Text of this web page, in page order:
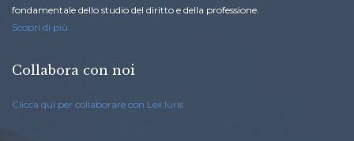
fondamentale dello studio del diritto e della professione.
Scopri di più
Collabora con noi
Clicca qui per collaborare con Lex Iuris